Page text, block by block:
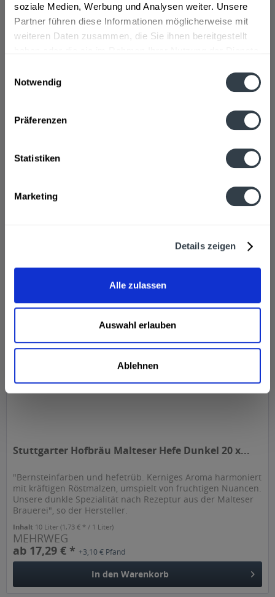
soziale Medien, Werbung und Analysen weiter. Unsere
Partner führen diese Informationen möglicherweise mit
weiteren Daten zusammen, die Sie ihnen bereitgestellt
Notwendig
Präferenzen
Statistiken
Marketing
Details zeigen
Alle zulassen
Auswahl erlauben
Ablehnen
In den Warenkorb
"Naturtrüb und hell vereint die Bierspezialität
Stuttgarter Hofbräu Malteser Hefe Dunkel 20 x...
"Bernsteinfarben und hefetrüb. Kerniges Aroma harmoniert
mit kräftigen Röstmalzen, umspielt von fruchtigen Nuancen.
Unsere dunkle Spezialität nach Rezeptur aus der Malteser
Brauerei", so der Hersteller.
Inhalt 10 Liter(1,73 € * / 1 Liter)
MEHRWEG
ab 17,29 € *+3,10 € Pfand
In den Warenkorb